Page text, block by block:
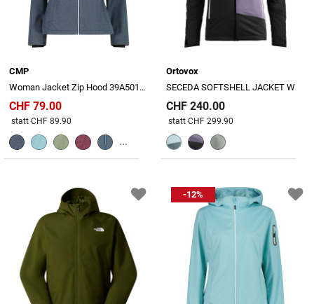
CMP
Woman Jacket Zip Hood 39A5016M
CHF 79.00
Preis reduziert von
statt CHF 89.90
...
Ortovox
SECEDA SOFTSHELL JACKET W
CHF 240.00
Preis reduziert von
statt CHF 299.90
-12%